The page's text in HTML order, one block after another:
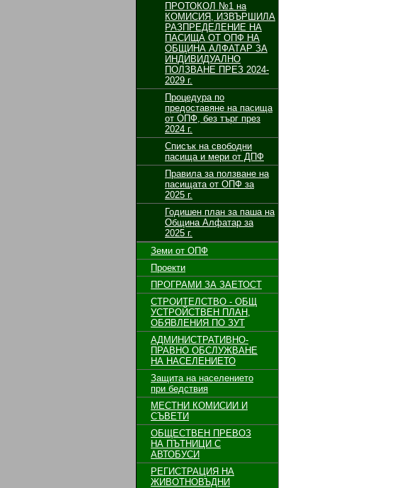
ПРОТОКОЛ №1 на
КОМИСИЯ, ИЗВЪРШИЛА
РАЗПРЕДЕЛЕНИЕ НА
ПАСИЩА ОТ ОПФ НА
ОБЩИНА АЛФАТАР ЗА
ИНДИВИДУАЛНО
ПОЛЗВАНЕ ПРЕЗ 2024-
2029 г.
Процедура по
предоставяне на пасища
от ОПФ, без търг през
2024 г.
Списък на свободни
пасища и мери от ДПФ
Правила за ползване на
пасищата от ОПФ за
2025 г.
Годишен план за паша на
Община Алфатар за
2025 г.
Земи от ОПФ
Проекти
ПРОГРАМИ ЗА ЗАЕТОСТ
СТРОИТЕЛСТВО - ОБЩ
УСТРОЙСТВЕН ПЛАН,
ОБЯВЛЕНИЯ ПО ЗУТ
АДМИНИСТРАТИВНО-
ПРАВНО ОБСЛУЖВАНЕ
НА НАСЕЛЕНИЕТО
Защита на населението
при бедствия
МЕСТНИ КОМИСИИ И
СЪВЕТИ
ОБЩЕСТВЕН ПРЕВОЗ
НА ПЪТНИЦИ С
АВТОБУСИ
РЕГИСТРАЦИЯ НА
ЖИВОТНОВЪДНИ